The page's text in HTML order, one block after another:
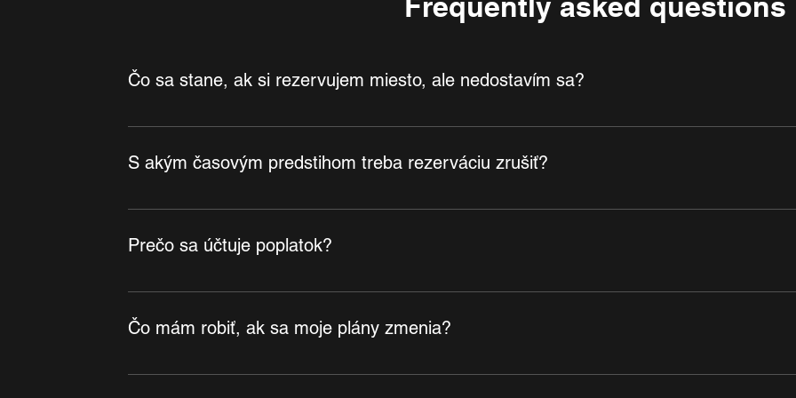
Čo sa stane, ak si rezervujem miesto, ale nedostavím sa?
Ak si rezervujete miesto a nezrušíte ho včas, bude vám účtovaný poplatok 10 €, aj keď ste držiteľom karty
S akým časovým predstihom treba rezerváciu zrušiť?
Pri večerných tréningoch: Zrušte najneskôr 2 hodiny pred začiatkom hodiny.Pre ranné tréningy: Zrušenie
Prečo sa účtuje poplatok?
Poplatok účtujeme, aby sme udržali veci spravodlivé pre každého a zabezpečili, že ostatní budú mať
Čo mám robiť, ak sa moje plány zmenia?
Stačí nám dať vedieť v rámci lehoty na zrušenie a nebudú vám účtované žiadne poplatky. Chápeme, že